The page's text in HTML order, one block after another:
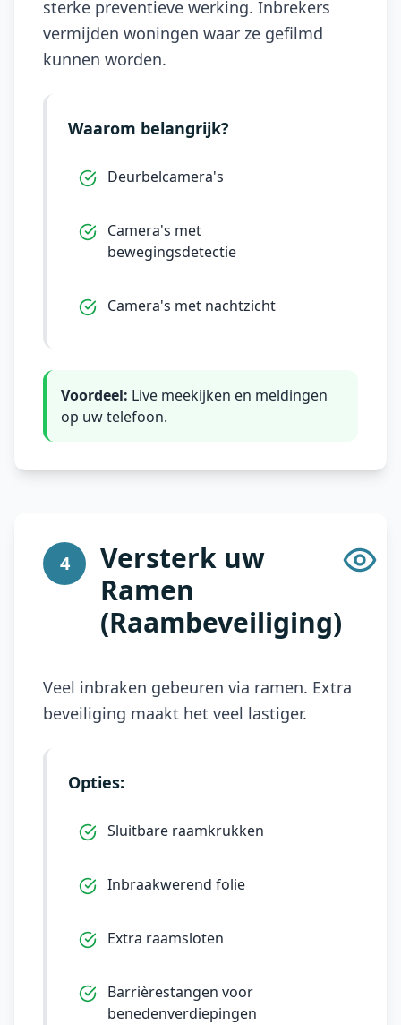
sterke preventieve werking. Inbrekers
vermijden woningen waar ze gefilmd
kunnen worden.
Waarom belangrijk?
Deurbelcamera's
Camera's met
bewegingsdetectie
Camera's met nachtzicht
Voordeel: Live meekijken en meldingen
op uw telefoon.
4
Versterk uw
Ramen
(Raambeveiliging)
Veel inbraken gebeuren via ramen. Extra
beveiliging maakt het veel lastiger.
Opties:
Sluitbare raamkrukken
Inbraakwerend folie
Extra raamsloten
Barrièrestangen voor
benedenverdiepingen